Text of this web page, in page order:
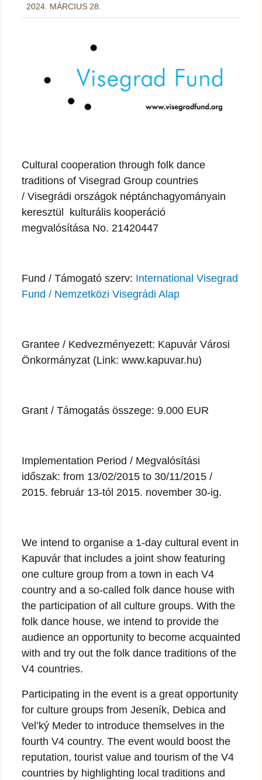
2024. MÁRCIUS 28.
Cultural cooperation through folk dance
traditions of Visegrad Group countries
/ Visegrádi országok néptánchagyományain
keresztül kulturális kooperáció
megvalósítása No. 21420447
Fund / Támogató szerv: International Visegrad
Fund / Nemzetközi Visegrádi Alap
Grantee / Kedvezményezett: Kapuvár Városi
Önkormányzat (Link: www.kapuvar.hu)
Grant / Támogatás összege: 9.000 EUR
Implementation Period / Megvalósítási
időszak: from 13/02/2015 to 30/11/2015 /
2015. február 13-tól 2015. november 30-ig.
We intend to organise a 1-day cultural event in
Kapuvár that includes a joint show featuring
one culture group from a town in each V4
country and a so-called folk dance house with
the participation of all culture groups. With the
folk dance house, we intend to provide the
audience an opportunity to become acquainted
with and try out the folk dance traditions of the
V4 countries.
Participating in the event is a great opportunity
for culture groups from Jeseník, Debica and
Vel’ký Meder to introduce themselves in the
fourth V4 country. The event would boost the
reputation, tourist value and tourism of the V4
countries by highlighting local traditions and